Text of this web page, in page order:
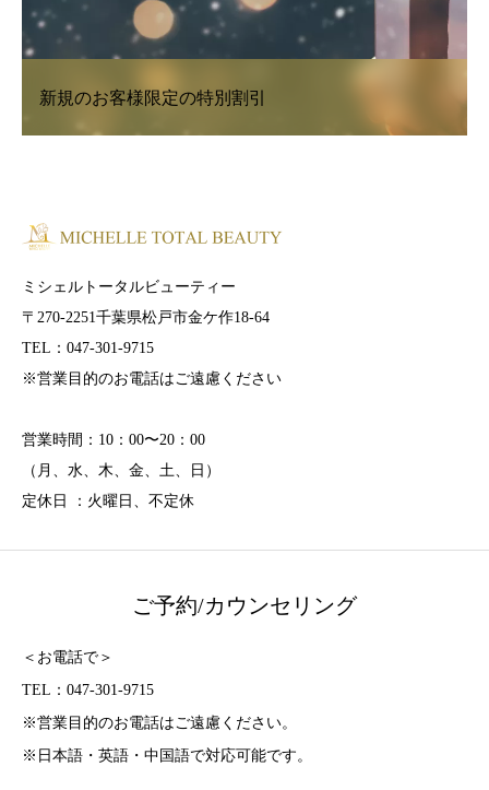
新規のお客様限定の特別割引
ミシェルトータルビューティー
〒270-2251千葉県松戸市金ケ作18-64
TEL：047-301-9715
※営業目的のお電話はご遠慮ください
営業時間：10：00〜20：00
（月、水、木、金、土、日）
定休日 ：火曜日、不定休
ご予約/カウンセリング
＜お電話で＞
TEL：047-301-9715
※営業目的のお電話はご遠慮ください。
※日本語・英語・中国語で対応可能です。